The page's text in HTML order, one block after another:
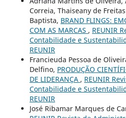
Correia, Thaiseany de
Baptista, BRAND FLINGS:
COM AS MARCAS , REUNIR
Contabilidade e
REUNIR
Francieuda Pessoa de
Delfino, PRODUÇÃO
DE LIDERANÇA , REUNIR
Contabilidade e
REUNIR
José Ribamar Marques de